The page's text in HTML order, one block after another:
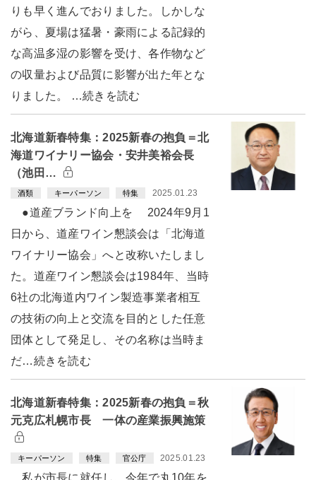
りも早く進んでおりました。しかしな
がら、夏場は猛暑・豪雨による記録的
な高温多湿の影響を受け、各作物など
の収量および品質に影響が出た年とな
りました。 …続きを読む
北海道新春特集：2025新春の抱負＝北
海道ワイナリー協会・安井美裕会長
（池田…
酒類 キーパーソン 特集 2025.01.23
●道産ブランド向上を 2024年9月1
日から、道産ワイン懇談会は「北海道
ワイナリー協会」へと改称いたしまし
た。道産ワイン懇談会は1984年、当時
6社の北海道内ワイン製造事業者相互
の技術の向上と交流を目的とした任意
団体として発足し、その名称は当時ま
だ…続きを読む
北海道新春特集：2025新春の抱負＝秋
元克広札幌市長 一体の産業振興施策
キーパーソン 特集 官公庁 2025.01.23
私が市長に就任し、今年で丸10年を